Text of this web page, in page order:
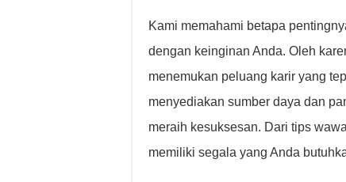
Kami memahami betapa
dengan keinginan Anda. Oleh
menemukan peluang karir yang
menyediakan sumber daya dan
meraih kesuksesan. Dari tips
memiliki segala yang Anda